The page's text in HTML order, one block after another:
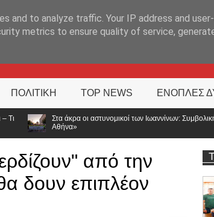
ΠΟΛΙΤΙΚΗ TOP NEWS ΕΝΟΠΛΕΣ
των Ιωαννίνων: Συμβολική διαμαρτυρία για τις
από την
δουν επιπλέον
and to analyze traffic. Your IP address and
metrics to ensure quality of service,